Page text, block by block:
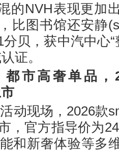
的NVH表现更加
比图书馆还安静
贝，获中汽中心“
证。
市高奢单品，
现场，2026款
，官方指导价为
和新奢体验等多